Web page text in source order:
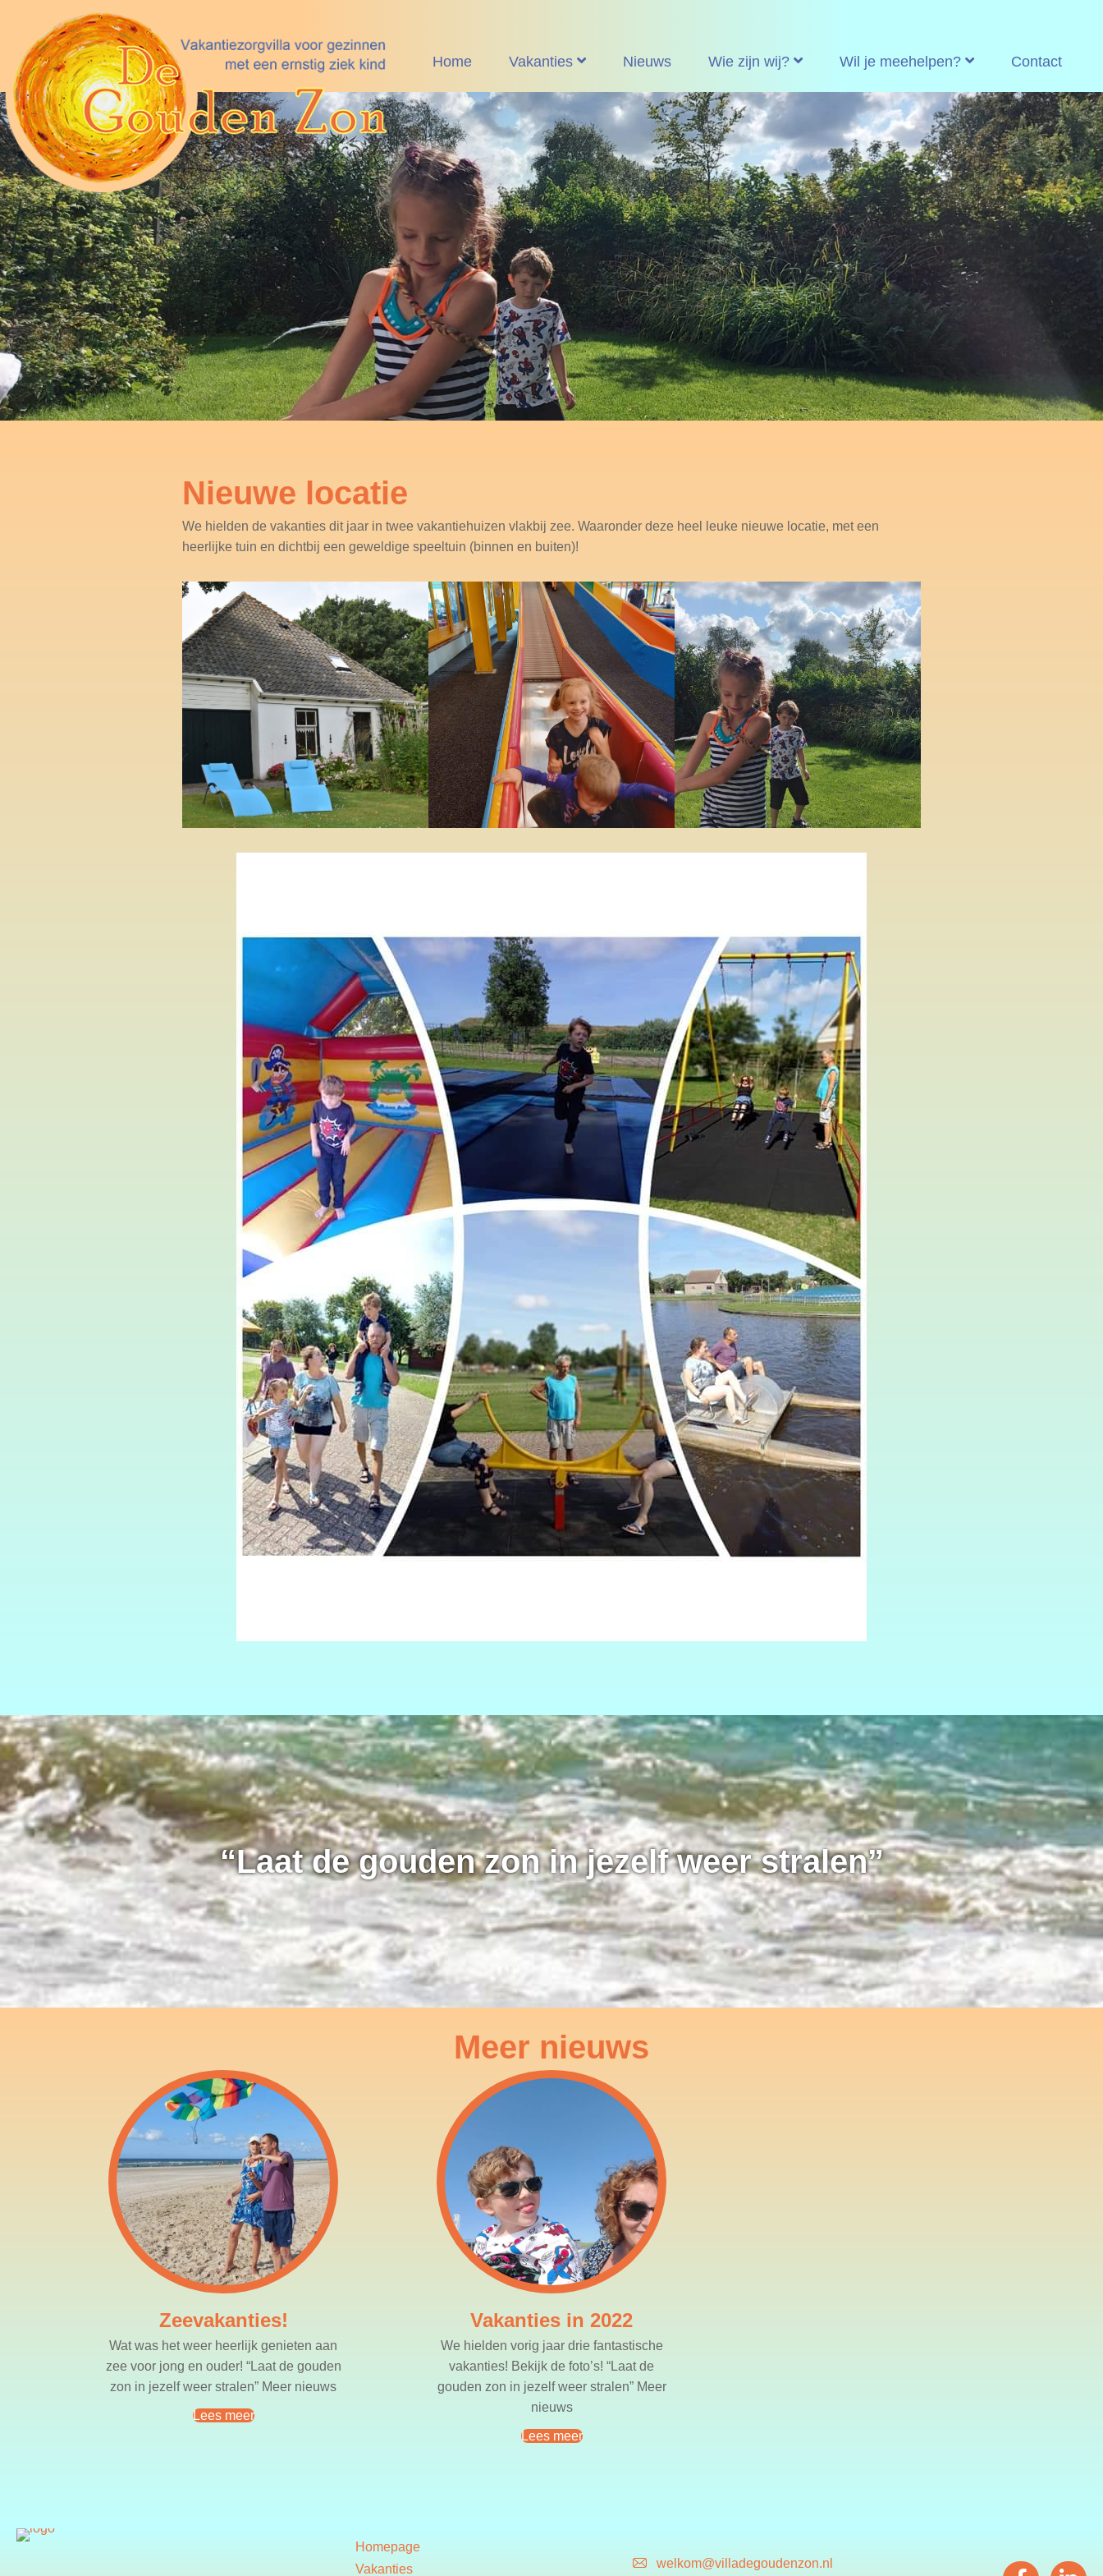
Home Vakanties
Aanbod
Voor wie
Locaties
Data
Tarieven
Impressies
Aanmelden
Nieuws Wie zijn wij?
De stichting
Doelstelling
Visie
Organisatie
Wil je meehelpen?
Als vrijwilliger
Als sponsor
Onze sponsoren
Sponsoracties
Contact
Nieuwe locatie
We hielden de vakanties dit jaar in twee vakantiehuizen vlakbij zee. Waaronder deze heel leuke nieuwe locatie, met een
heerlijke tuin en dichtbij een geweldige speeltuin (binnen en buiten)!
“Laat de gouden zon in jezelf weer stralen”
Meer nieuws
Zeevakanties!
Wat was het weer heerlijk genieten aan
zee voor jong en ouder! “Laat de gouden
zon in jezelf weer stralen” Meer nieuws
Lees meer
Vakanties in 2022
We hielden vorig jaar drie fantastische
vakanties! Bekijk de foto’s! “Laat de
gouden zon in jezelf weer stralen” Meer
nieuws
Lees meer
Homepage
Vakanties
welkom@villadegoudenzon.nl